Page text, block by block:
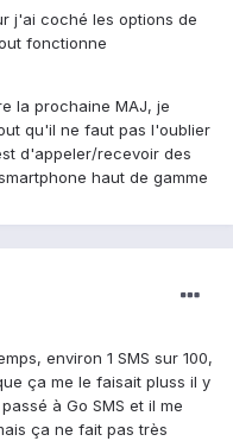
j'ai coché les options de
fonctionne
la prochaine MAJ, je
qu'il ne faut pas l'oublier
d'appeler/recevoir des
haut de gamme
environ 1 SMS sur 100,
ça me le faisait pluss il y
à Go SMS et il me
ça ne fait pas très